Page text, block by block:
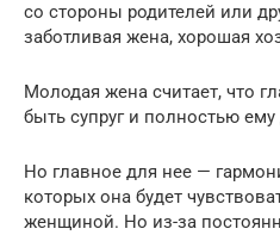
со стороны родителей или
заботливая жена, хорошая
Молодая жена считает, что
быть супруг и полностью ему
Но главное для нее —
которых она будет
женщиной. Но из-за